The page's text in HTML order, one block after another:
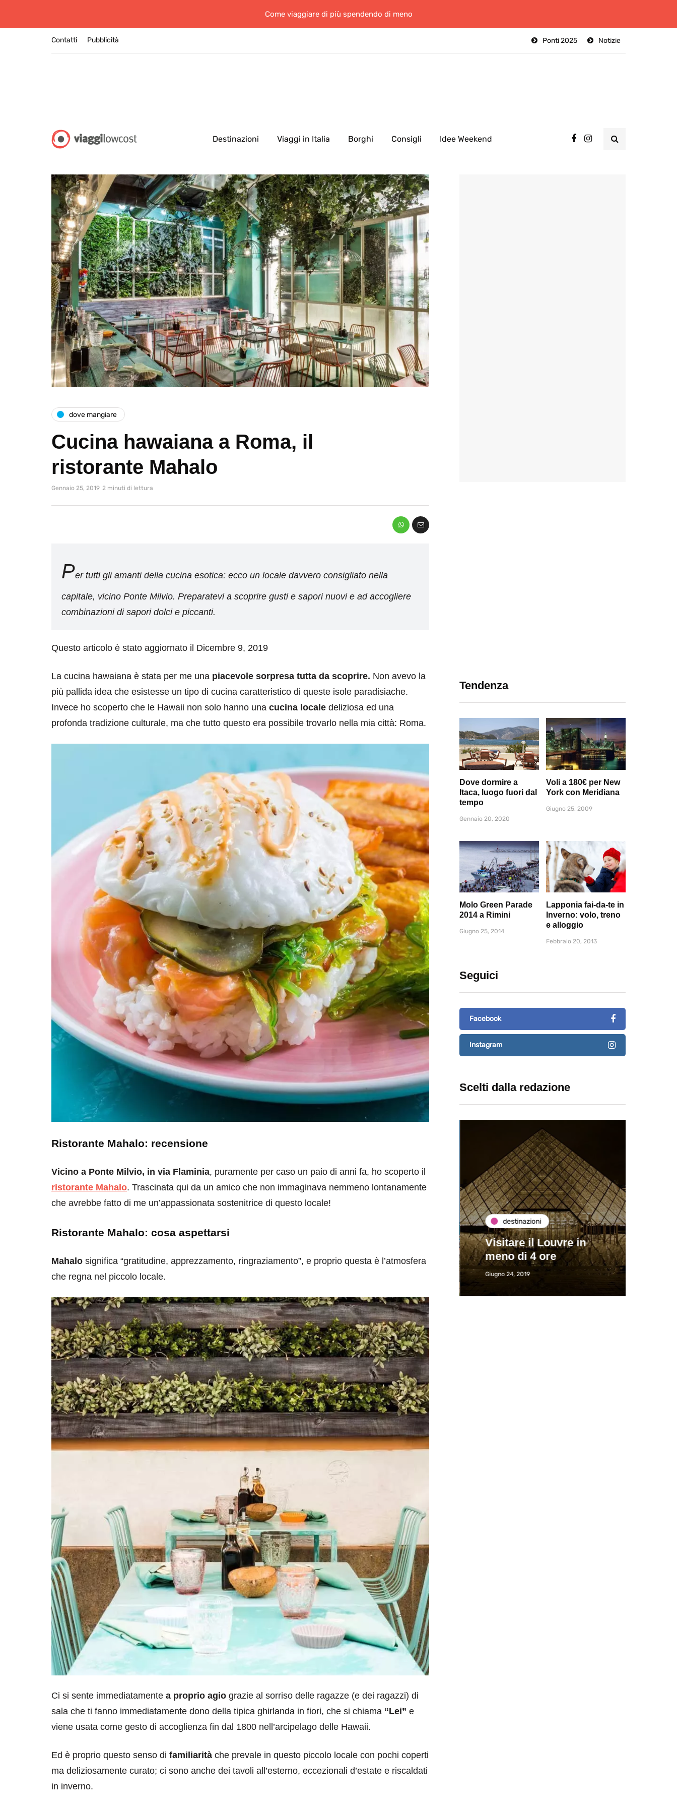
Come viaggiare di più spendendo di meno
Contatti Notizie
Ponti 2025
Pubblicità
Destinazioni Viaggi in Italia Borghi Consigli Idee Weekend
dove mangiare
Cucina hawaiana a Roma, il
ristorante Mahalo
Gennaio 25, 2019 2 minuti di lettura
Per tutti gli amanti della cucina esotica: ecco un locale davvero consigliato nella
capitale, vicino Ponte Milvio. Preparatevi a scoprire gusti e sapori nuovi e ad accogliere
combinazioni di sapori dolci e piccanti.
Questo articolo è stato aggiornato il Dicembre 9, 2019
La cucina hawaiana è stata per me una piacevole sorpresa tutta da scoprire. Non avevo la
più pallida idea che esistesse un tipo di cucina caratteristico di queste isole paradisiache.
Invece ho scoperto che le Hawaii non solo hanno una cucina locale deliziosa ed una
profonda tradizione culturale, ma che tutto questo era possibile trovarlo nella mia città: Roma.
Ristorante Mahalo: recensione
Vicino a Ponte Milvio, in via Flaminia, puramente per caso un paio di anni fa, ho scoperto il
ristorante Mahalo. Trascinata qui da un amico che non immaginava nemmeno lontanamente
che avrebbe fatto di me un’appassionata sostenitrice di questo locale!
Ristorante Mahalo: cosa aspettarsi
Mahalo significa “gratitudine, apprezzamento, ringraziamento”, e proprio questa è l’atmosfera
che regna nel piccolo locale.
Ci si sente immediatamente a proprio agio grazie al sorriso delle ragazze (e dei ragazzi) di
sala che ti fanno immediatamente dono della tipica ghirlanda in fiori, che si chiama “Lei” e
viene usata come gesto di accoglienza fin dal 1800 nell’arcipelago delle Hawaii.
Ed è proprio questo senso di familiarità che prevale in questo piccolo locale con pochi coperti
ma deliziosamente curato; ci sono anche dei tavoli all’esterno, eccezionali d’estate e riscaldati
in inverno.
Tendenza
Dove dormire a
Itaca, luogo fuori dal
tempo
Gennaio 20, 2020
Voli a 180€ per New
York con Meridiana
Giugno 25, 2009
Molo Green Parade
2014 a Rimini
Giugno 25, 2014
Lapponia fai-da-te in
Inverno: volo, treno
e alloggio
Febbraio 20, 2013
Seguici
Facebook
Instagram
Scelti dalla redazione
di 4 ore
Immaturi il Viaggio
Giugno 26, 2013
Rimini e dintorni
destinazioni
Visitare il Louvre in
meno di 4 ore
Giugno 24, 2019